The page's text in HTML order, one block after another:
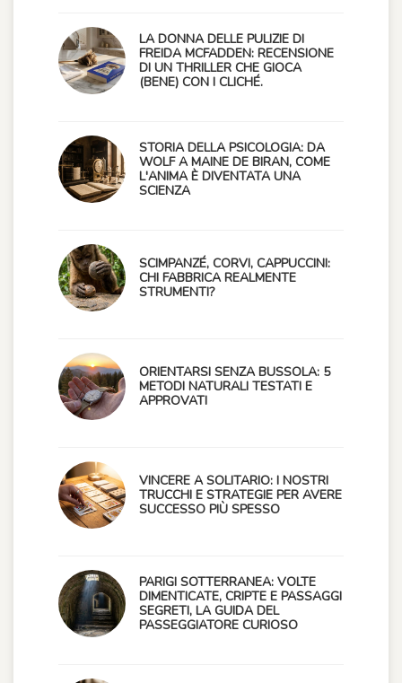
LA DONNA DELLE PULIZIE DI
FREIDA MCFADDEN: RECENSIONE
DI UN THRILLER CHE GIOCA
(BENE) CON I CLICHÉ.
STORIA DELLA PSICOLOGIA: DA
WOLF A MAINE DE BIRAN, COME
L'ANIMA È DIVENTATA UNA
SCIENZA
SCIMPANZÉ, CORVI, CAPPUCCINI:
CHI FABBRICA REALMENTE
STRUMENTI?
ORIENTARSI SENZA BUSSOLA: 5
METODI NATURALI TESTATI E
APPROVATI
VINCERE A SOLITARIO: I NOSTRI
TRUCCHI E STRATEGIE PER AVERE
SUCCESSO PIÙ SPESSO
PARIGI SOTTERRANEA: VOLTE
DIMENTICATE, CRIPTE E PASSAGGI
SEGRETI, LA GUIDA DEL
PASSEGGIATORE CURIOSO